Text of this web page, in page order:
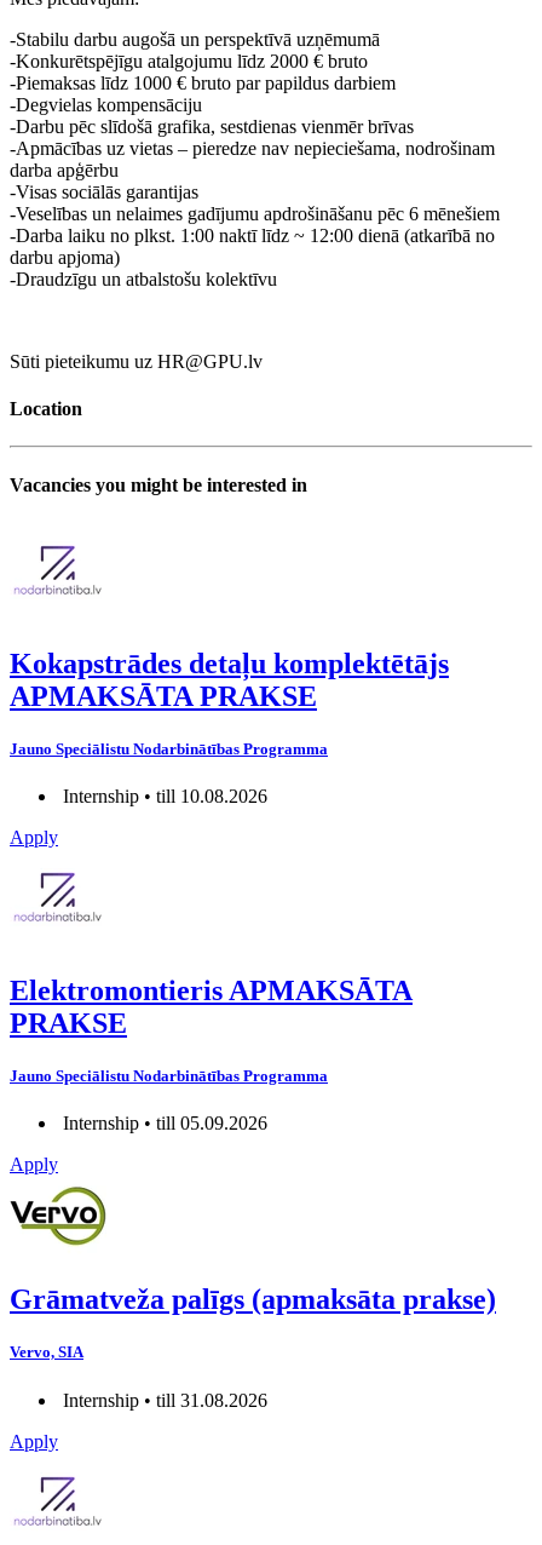
-Stabilu darbu augošā un perspektīvā uzņēmumā
-Konkurētspējīgu atalgojumu līdz 2000 € bruto
-Piemaksas līdz 1000 € bruto par papildus darbiem
-Degvielas kompensāciju
-Darbu pēc slīdošā grafika, sestdienas vienmēr brīvas
-Apmācības uz vietas – pieredze nav nepieciešama, nodrošinam
darba apģērbu
-Visas sociālās garantijas
-Veselības un nelaimes gadījumu apdrošināšanu pēc 6 mēnešiem
-Darba laiku no plkst. 1:00 naktī līdz ~ 12:00 dienā (atkarībā no
darbu apjoma)
-Draudzīgu un atbalstošu kolektīvu
Sūti pieteikumu uz HR@GPU.lv
Location
Vacancies you might be interested in
Kokapstrādes detaļu komplektētājs
APMAKSĀTA PRAKSE
Jauno Speciālistu Nodarbinātības Programma
Internship • till 10.08.2026
Apply
Elektromontieris APMAKSĀTA
PRAKSE
Jauno Speciālistu Nodarbinātības Programma
Internship • till 05.09.2026
Apply
Grāmatveža palīgs (apmaksāta prakse)
Vervo, SIA
Internship • till 31.08.2026
Apply